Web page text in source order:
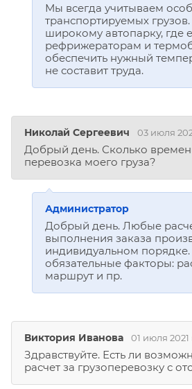
Мы всегда учитываем
транспортируемых
широкому автопарку, где
рефрижераторам и
обеспечить нужный
не составит труда.
Николай Сергеевич 03 июля
Добрый день. Сколько
перевозка моего груза?
Администратор
Добрый день. Любые
выполнения заказа
индивидуальном
обязательные факторы:
маршрут и пр.
Виктория Иванова 01 июля 2021
Здравствуйте. Есть ли
расчет за грузоперевозку с